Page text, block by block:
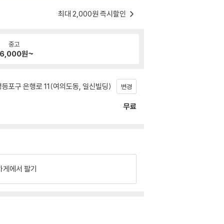
최대 2,000원 즉시할인
중고
원~
포구 은행로 11(여의도동, 일신빌딩) 변경
무료
게에서 팔기